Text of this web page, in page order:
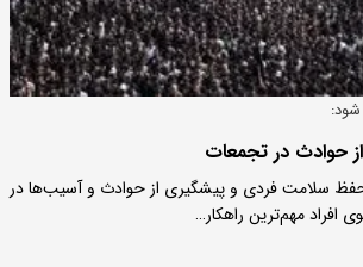
شود:
حوادث در تجمعات
حفظ سلامت فردی و پیشگیری از حوادث و آسیب‌ها در
افراد مهم‌ترین راهکار…